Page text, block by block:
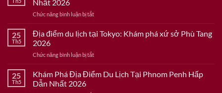
Dẫn
2026
Tại
Hấp
2026
Nhất 2026
Chức năng bình luận bị tắtở
Địa
Điểm
Lịch
Kuala
25
Th5
Địa điểm du lịch tại Tokyo: Khám phá xứ sở Phù Tang
2026
Chức năng bình luận bị tắtở
điểm
25
Th5
Khám Phá Địa Điểm Du Lịch Tại Phnom Penh Hấp
Dẫn Nhất 2026